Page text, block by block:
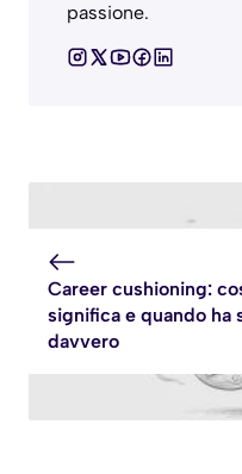
passione.
Career cushioning:
significa e quando ha
davvero